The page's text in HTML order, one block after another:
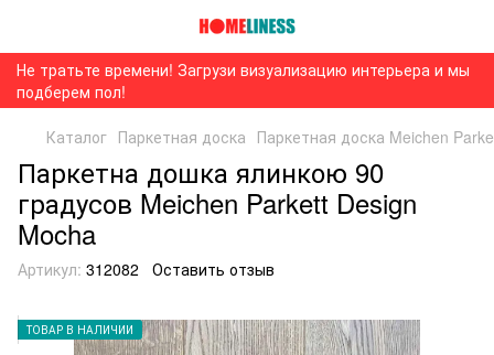
Не тратьте времени! Загрузи визуализацию интерьера и мы
подберем пол!
Каталог Паркетная доска Паркетная доска Meichen
Паркетна дошка ялинкою 90
градусов Meichen Parkett Design
Mocha
Артикул: 312082 Оставить отзыв
ТОВАР В НАЛИЧИИ